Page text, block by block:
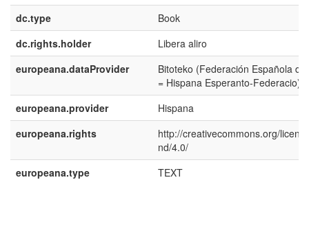
dc.type
Book
dc.rights.holder
Libera aliro
europeana.dataProvider
Bitoteko (Federación Española
= Hispana Esperanto-Federacio)
europeana.provider
Hispana
europeana.rights
http://creativecommons.org/
nd/4.0/
europeana.type
TEXT